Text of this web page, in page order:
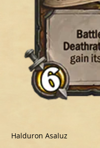
Halduron Asaluz